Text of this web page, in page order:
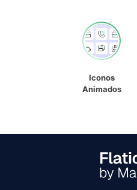
Iconos
Animados